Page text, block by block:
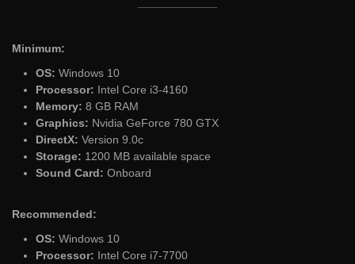
Minimum:
OS: Windows 10
Processor: Intel Core i3-4160
Memory: 8 GB RAM
Graphics: Nvidia GeForce 780 GTX
DirectX: Version 9.0c
Storage: 1200 MB available space
Sound Card: Onboard
Recommended:
OS: Windows 10
Processor: Intel Core i7-7700